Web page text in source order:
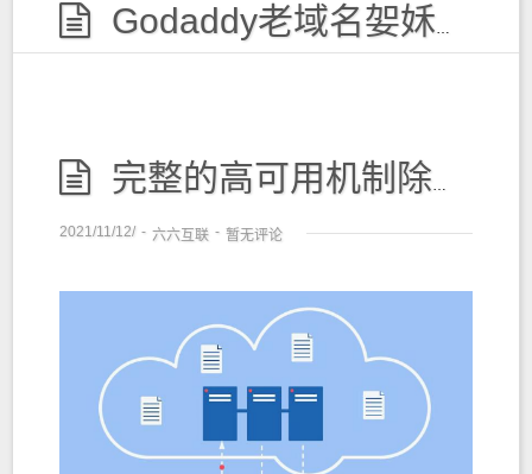
Godaddy老域名妿姀姁购买,老域名交易出售,已备案域名,百度权重高pr域名,百度搜狗收录域名
完整的高可用机制除了后端节点的切换，还包括发生故障转移
2021/11/12/ - 六六互联 - 暂无评论